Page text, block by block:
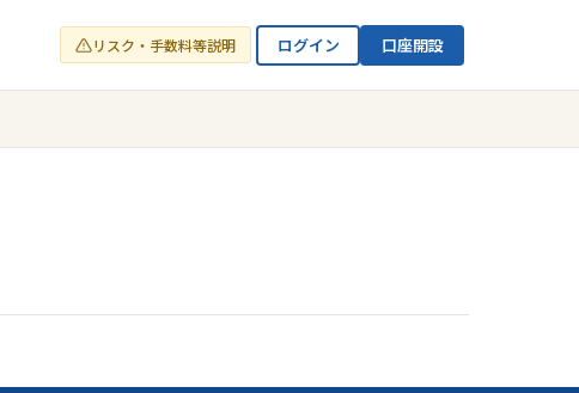
リスク・手数料等説明 ログイン 口座開設